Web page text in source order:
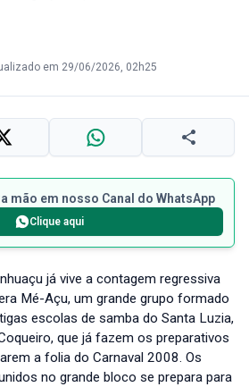
em 29/06/2026, 02h25
mão em nosso Canal do WhatsApp
Clique aqui
já vive a contagem regressiva
Mé-Açu, um grande grupo formado
escolas de samba do Santa Luzia,
que já fazem os preparativos
a folia do Carnaval 2008. Os
no grande bloco se prepara para